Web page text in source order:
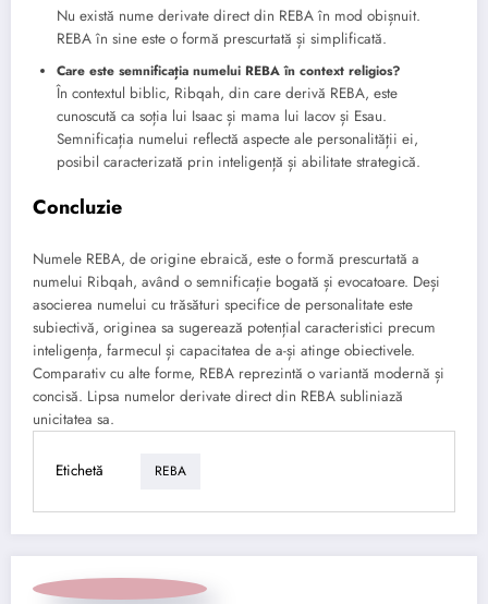
Nu există nume derivate direct din REBA în mod obișnuit.
REBA în sine este o formă prescurtată și simplificată.
Care este semnificația numelui REBA în context religios?
În contextul biblic, Ribqah, din care derivă REBA, este
cunoscută ca soția lui Isaac și mama lui Iacov și Esau.
Semnificația numelui reflectă aspecte ale personalității ei,
posibil caracterizată prin inteligență și abilitate strategică.
Concluzie
Numele REBA, de origine ebraică, este o formă prescurtată a
numelui Ribqah, având o semnificație bogată și evocatoare. Deși
asocierea numelui cu trăsături specifice de personalitate este
subiectivă, originea sa sugerează potențial caracteristici precum
inteligența, farmecul și capacitatea de a-și atinge obiectivele.
Comparativ cu alte forme, REBA reprezintă o variantă modernă și
concisă. Lipsa numelor derivate direct din REBA subliniază
unicitatea sa.
Etichetă REBA